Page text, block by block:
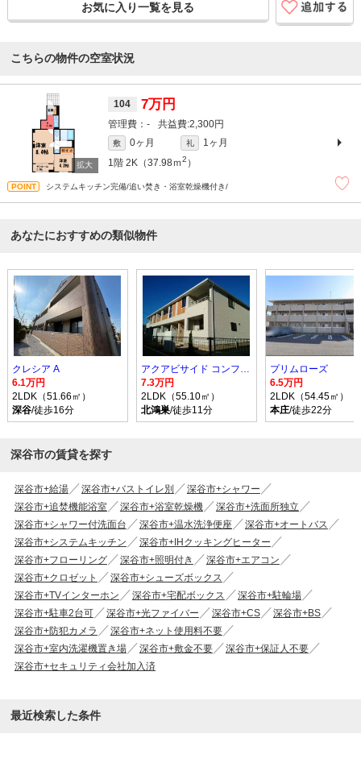
お気に入り一覧を見る
こちらの物件の空室状況
104 7万円
- 2,300円
敷 0ヶ月 礼
1ヶ月
1階 2K（37.98ｍ2 ）
システムキッチン完備/追い焚き・浴室乾燥機付き/
あなたにおすすめの類似物件
クレシア A
6.1万円
2LDK（51.66㎡）
深谷/徒歩16分
アクアビサイド コンフォルト I
7.3万円
2LDK（55.10㎡）
北鴻巣/徒歩11分
プリムローズ
6.5万円
2LDK（54.45㎡）
本庄/徒歩22分
深谷市の賃貸を探す
深谷市+給湯 深谷市+バストイレ別
深谷市+シャワー
深谷市+追焚機能浴室
深谷市+浴室乾燥機
深谷市+洗面所独立
深谷市+シャワー付洗面台
深谷市+温水洗浄便座
深谷市+オートバス
深谷市+システムキッチン
深谷市+IHクッキングヒーター
深谷市+フローリング
深谷市+照明付き
深谷市+エアコン
深谷市+クロゼット
深谷市+シューズボックス
深谷市+TVインターホン
深谷市+宅配ボックス
深谷市+駐輪場
深谷市+駐車2台可
深谷市+光ファイバー 深谷市+CS
深谷市+BS
深谷市+防犯カメラ
深谷市+ネット使用料不要
深谷市+室内洗濯機置き場
深谷市+敷金不要
深谷市+保証人不要
深谷市+セキュリティ会社加入済
最近検索した条件